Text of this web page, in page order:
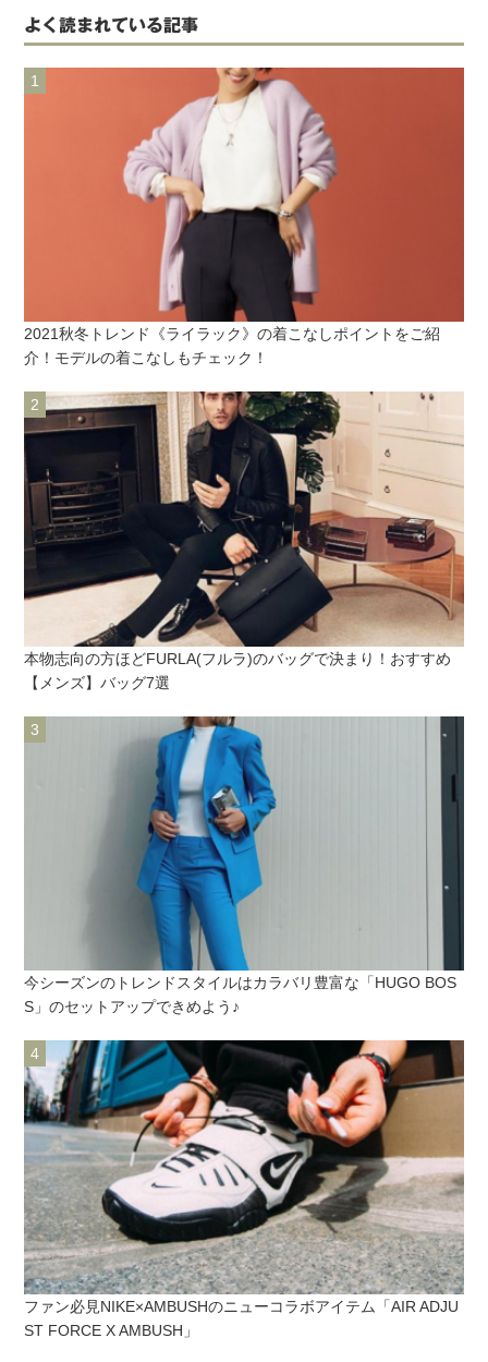
よく読まれている記事
2021秋冬トレンド《ライラック》の着こなしポイントをご紹
介！モデルの着こなしもチェック！
本物志向の方ほどFURLA(フルラ)のバッグで決まり！おすすめ
【メンズ】バッグ7選
今シーズンのトレンドスタイルはカラバリ豊富な「HUGO BOS
S」のセットアップできめよう♪
ファン必見NIKE×AMBUSHのニューコラボアイテム「AIR ADJU
ST FORCE X AMBUSH」